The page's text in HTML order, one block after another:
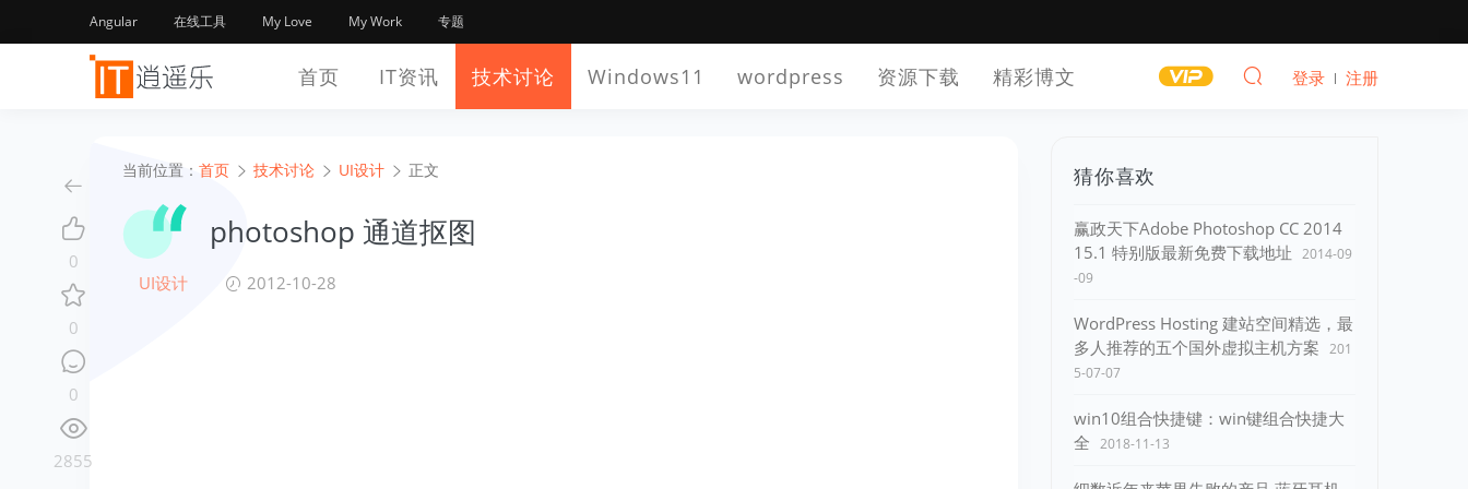
Angular 在线工具 My Love My Work 专题
首页 IT资讯 技术讨论 Windows11 wordpress 资源下载 精彩博文 登录 注册
当前位置： 首页 技术讨论 UI设计 正文
photoshop 通道抠图
UI设计 2012-10-28
猜你喜欢
赢政天下Adobe Photoshop CC 2014
15.1 特别版最新免费下载地址 2014-09
-09
WordPress Hosting 建站空间精选，最
多人推荐的五个国外虚拟主机方案 201
5-07-07
win10组合快捷键：win键组合快捷大
全 2018-11-13
0
0
0
2855